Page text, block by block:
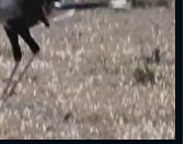
دعای روز دوم ماه مبارک رمضان ۱ اسفند ماه
دعای روز اول ماه مبارک رمضان، ۳۰ بهمن
حضرت زینب(س) چگونه از
بهترین پیامک تبریک روز پدر ۱۴۰۴؛ جملات زیبا و صمیمانه